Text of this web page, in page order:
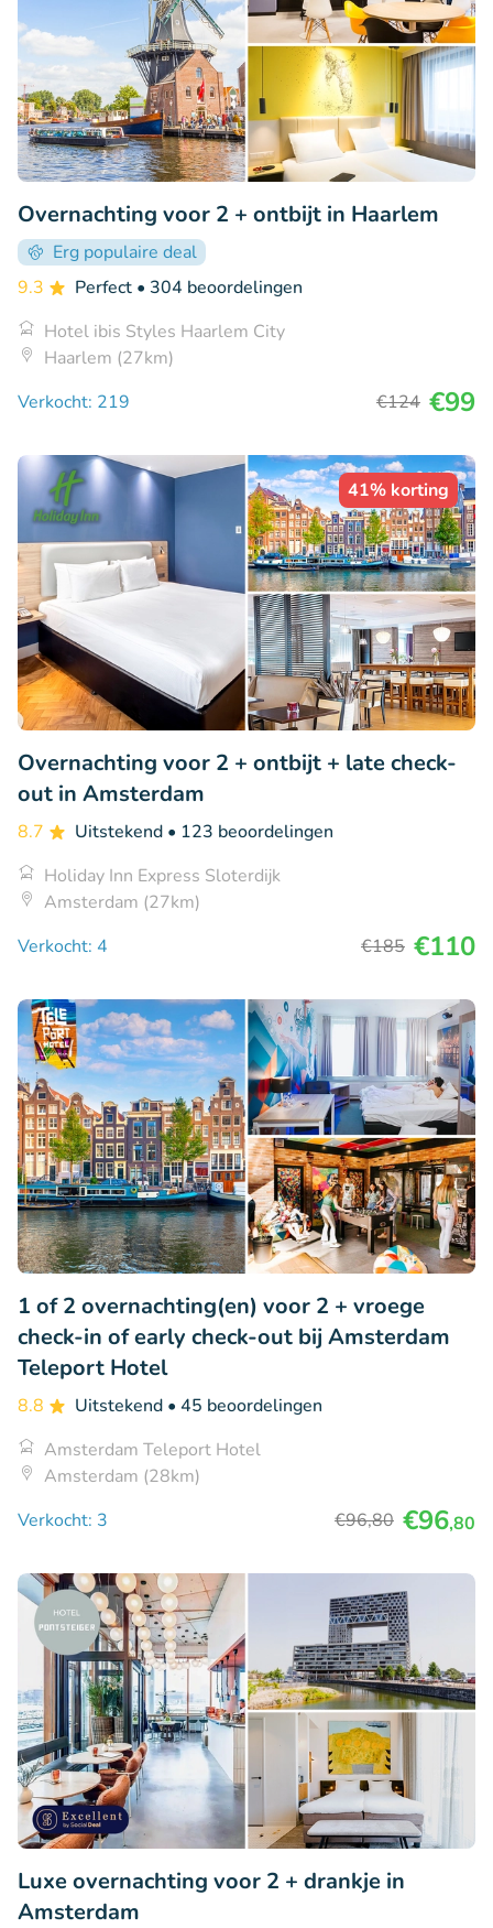
Overnachting voor 2 + ontbijt in Haarlem
Erg populaire deal
9.3
Perfect • 304 beoordelingen
Hotel ibis Styles Haarlem City
Haarlem (27km)
Verkocht: 219
€124 €99
41% korting
Overnachting voor 2 + ontbijt + late check-
out in Amsterdam
8.7 Uitstekend • 123 beoordelingen
Holiday Inn Express Sloterdijk
Amsterdam (27km)
Verkocht: 4
€185 €110
1 of 2 overnachting(en) voor 2 + vroege
check-in of early check-out bij Amsterdam
Teleport Hotel
8.8 Uitstekend • 45 beoordelingen
Amsterdam Teleport Hotel
Amsterdam (28km)
Verkocht: 3
€96,80 €96,80
Luxe overnachting voor 2 + drankje in
Amsterdam